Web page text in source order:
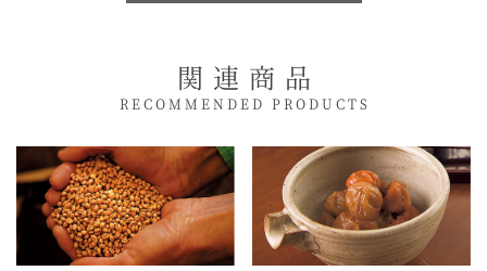
関連商品
RECOMMENDED PRODUCTS